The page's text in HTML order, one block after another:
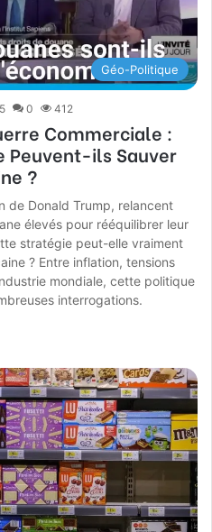
Géo-Politique
0 412
Commerciale :
Peuvent-ils Sauver
?
de Donald Trump, relancent
élevés pour rééquilibrer leur
stratégie peut-elle vraiment
? Entre inflation, tensions
mondiale, cette politique
interrogations.